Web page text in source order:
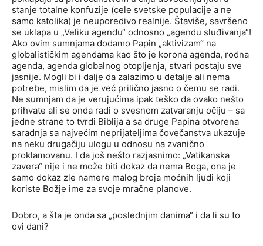
stanje totalne konfuzije (cele svetske populacije a ne
samo katolika) je neuporedivo realnije. Štaviše, savršeno
se uklapa u „Veliku agendu“ odnosno „agendu sluđivanja“!
Ako ovim sumnjama dodamo Papin „aktivizam“ na
globalističkim agendama kao što je korona agenda, rodna
agenda, agenda globalnog otopljenja, stvari postaju sve
jasnije. Mogli bi i dalje da zalazimo u detalje ali nema
potrebe, mislim da je već prilično jasno o čemu se radi.
Ne sumnjam da je verujućima ipak teško da ovako nešto
prihvate ali se onda radi o svesnom zatvaranju očiju – sa
jedne strane to tvrdi Biblija a sa druge Papina otvorena
saradnja sa najvećim neprijateljima čovečanstva ukazuje
na neku drugačiju ulogu u odnosu na zvanično
proklamovanu. I da još nešto razjasnimo: „Vatikanska
zavera“ nije i ne može biti dokaz da nema Boga, ona je
samo dokaz zle namere malog broja moćnih ljudi koji
koriste Božje ime za svoje mračne planove.
Dobro, a šta je onda sa „poslednjim danima“ i da li su to
ovi dani?